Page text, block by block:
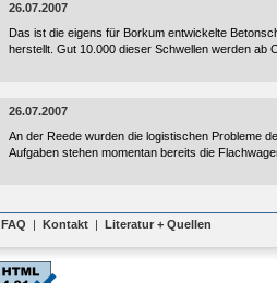
26.07.2007
Das ist die eigens für Borkum entwickelte
herstellt. Gut 10.000 dieser Schwellen werden ab
26.07.2007
An der Reede wurden die logistischen Probleme
Aufgaben stehen momentan bereits die
FAQ | Kontakt | Literatur + Quellen